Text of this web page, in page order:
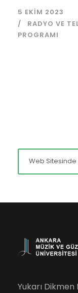
5 EKIM 2023
RADYO VE
PROGRAMI
Yukarı Dikmen